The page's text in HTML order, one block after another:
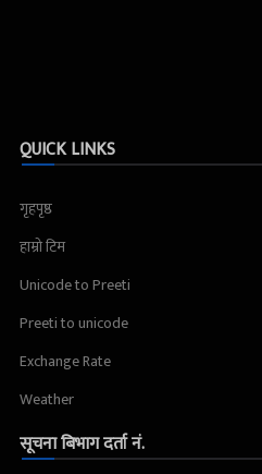
QUICK LINKS
गृहपृष्ठ
हाम्रो टिम
Unicode to Preeti
Preeti to unicode
Exchange Rate
Weather
सूचना बिभाग दर्ता नं.